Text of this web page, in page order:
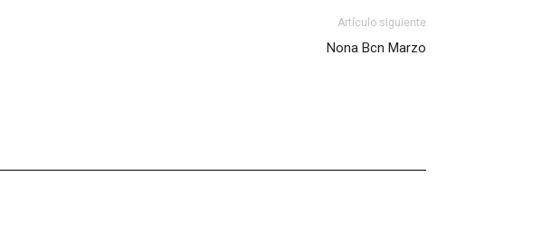
Artículo siguiente
Nona Bcn Marzo